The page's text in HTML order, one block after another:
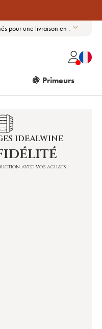
pour une livraison en :
🍇 Primeurs
IDEALWINE
avec vos achats !